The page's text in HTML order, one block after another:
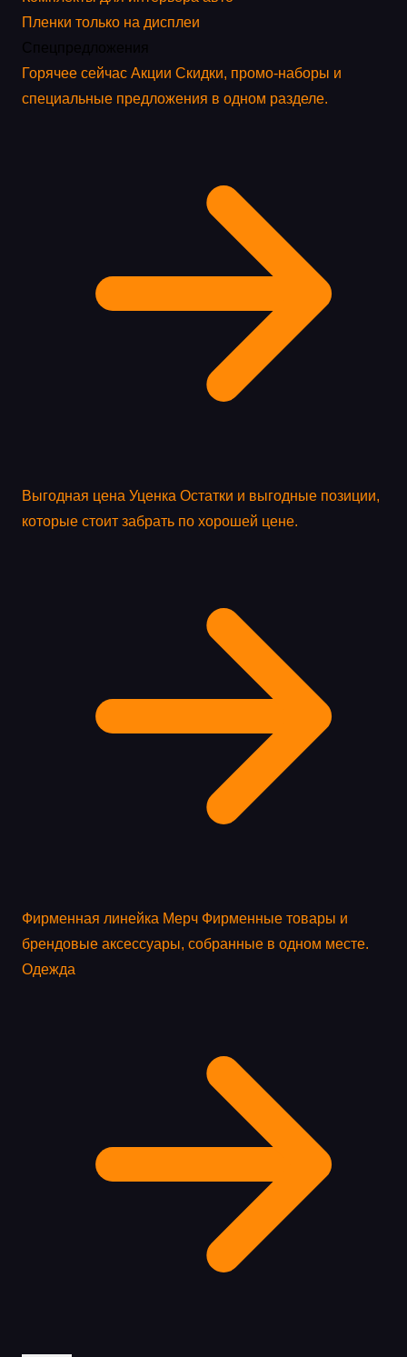
Пленки только на дисплеи
Горячее сейчас Акции Скидки, промо-наборы и
специальные предложения в одном разделе.
Выгодная цена Уценка Остатки и выгодные позиции,
которые стоит забрать по хорошей цене.
Фирменная линейка Мерч Фирменные товары и
брендовые аксессуары, собранные в одном месте.
Одежда